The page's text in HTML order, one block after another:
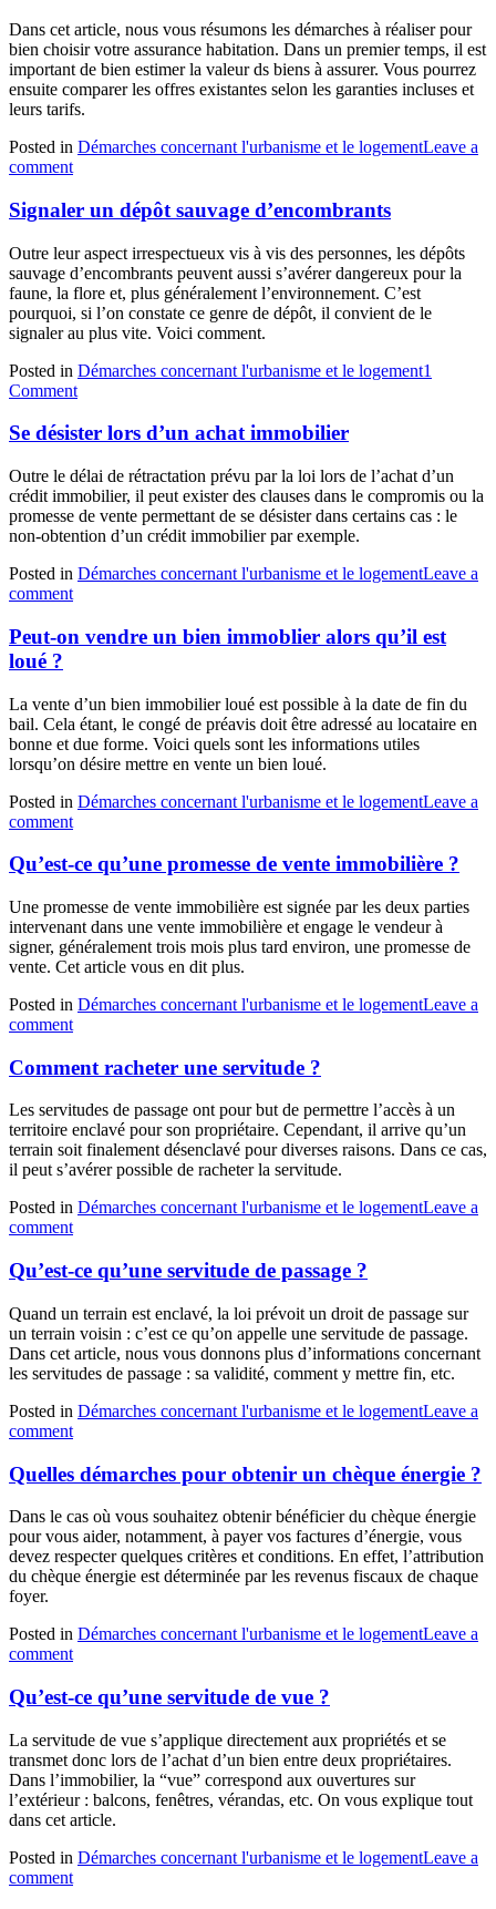
Dans cet article, nous vous résumons les démarches à réaliser pour
bien choisir votre assurance habitation. Dans un premier temps, il est
important de bien estimer la valeur ds biens à assurer. Vous pourrez
ensuite comparer les offres existantes selon les garanties incluses et
leurs tarifs.
Posted in Démarches concernant l'urbanisme et le logementLeave a
comment
Signaler un dépôt sauvage d’encombrants
Outre leur aspect irrespectueux vis à vis des personnes, les dépôts
sauvage d’encombrants peuvent aussi s’avérer dangereux pour la
faune, la flore et, plus généralement l’environnement. C’est
pourquoi, si l’on constate ce genre de dépôt, il convient de le
signaler au plus vite. Voici comment.
Posted in Démarches concernant l'urbanisme et le logement1
Comment
Se désister lors d’un achat immobilier
Outre le délai de rétractation prévu par la loi lors de l’achat d’un
crédit immobilier, il peut exister des clauses dans le compromis ou la
promesse de vente permettant de se désister dans certains cas : le
non-obtention d’un crédit immobilier par exemple.
Posted in Démarches concernant l'urbanisme et le logementLeave a
comment
Peut-on vendre un bien immoblier alors qu’il est
loué ?
La vente d’un bien immobilier loué est possible à la date de fin du
bail. Cela étant, le congé de préavis doit être adressé au locataire en
bonne et due forme. Voici quels sont les informations utiles
lorsqu’on désire mettre en vente un bien loué.
Posted in Démarches concernant l'urbanisme et le logementLeave a
comment
Qu’est-ce qu’une promesse de vente immobilière ?
Une promesse de vente immobilière est signée par les deux parties
intervenant dans une vente immobilière et engage le vendeur à
signer, généralement trois mois plus tard environ, une promesse de
vente. Cet article vous en dit plus.
Posted in Démarches concernant l'urbanisme et le logementLeave a
comment
Comment racheter une servitude ?
Les servitudes de passage ont pour but de permettre l’accès à un
territoire enclavé pour son propriétaire. Cependant, il arrive qu’un
terrain soit finalement désenclavé pour diverses raisons. Dans ce cas,
il peut s’avérer possible de racheter la servitude.
Posted in Démarches concernant l'urbanisme et le logementLeave a
comment
Qu’est-ce qu’une servitude de passage ?
Quand un terrain est enclavé, la loi prévoit un droit de passage sur
un terrain voisin : c’est ce qu’on appelle une servitude de passage.
Dans cet article, nous vous donnons plus d’informations concernant
les servitudes de passage : sa validité, comment y mettre fin, etc.
Posted in Démarches concernant l'urbanisme et le logementLeave a
comment
Quelles démarches pour obtenir un chèque énergie ?
Dans le cas où vous souhaitez obtenir bénéficier du chèque énergie
pour vous aider, notamment, à payer vos factures d’énergie, vous
devez respecter quelques critères et conditions. En effet, l’attribution
du chèque énergie est déterminée par les revenus fiscaux de chaque
foyer.
Posted in Démarches concernant l'urbanisme et le logementLeave a
comment
Qu’est-ce qu’une servitude de vue ?
La servitude de vue s’applique directement aux propriétés et se
transmet donc lors de l’achat d’un bien entre deux propriétaires.
Dans l’immobilier, la “vue” correspond aux ouvertures sur
l’extérieur : balcons, fenêtres, vérandas, etc. On vous explique tout
dans cet article.
Posted in Démarches concernant l'urbanisme et le logementLeave a
comment